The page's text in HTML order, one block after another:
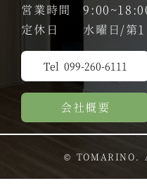
営業時間
定休日 水曜日/第1
Tel 099-260-6111
会社概要
© TOMARINO.